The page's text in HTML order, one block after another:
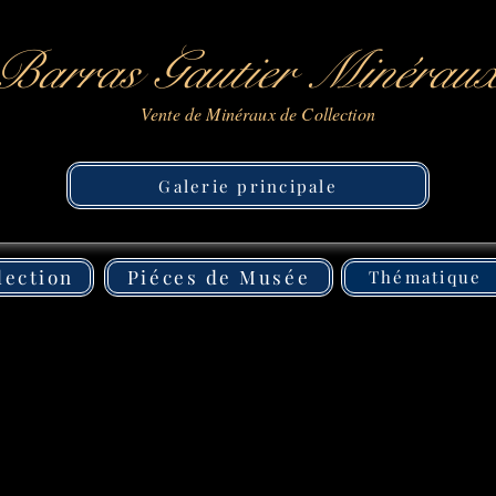
Gautier
Vente de Minéraux de Collection
Galerie principale
Piéces de Musée Thématique